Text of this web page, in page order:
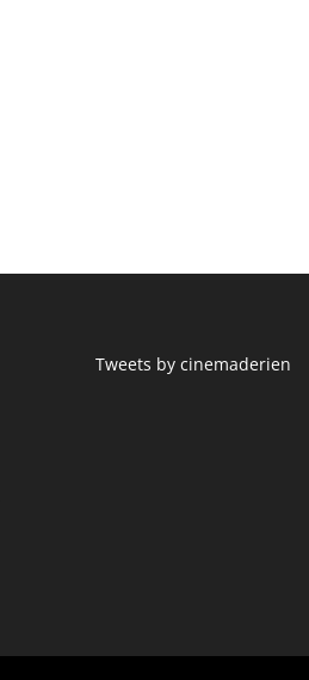
Tweets by cinemaderien